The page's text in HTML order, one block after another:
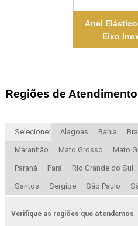
Anel
Eixo
Regiões de Atendimento
Selecione: Alagoas Bahia
Maranhão Mato Grosso Mato
Paraná Pará Rio Grande do Sul
Santos Sergipe São Paulo
Verifique as regiões que atendemos